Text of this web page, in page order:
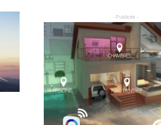
- Publicité -